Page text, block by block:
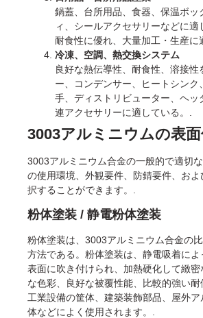
鍋蓋、台所用品、食器、保温ボ
ィ、シールアクセサリーなどに
耐食性に優れ、大量加工・生産に
冷凍、空調、熱交換システム
良好な熱伝導性、耐食性、溶接性
ー、コンデンサー、ヒートシン
手、ディストリビューター、ヘッ
連アクセサリーに適している。.
3003アルミニウムの表
3003アルミニウム合金の一般的で適切
の使用環境、外観要件、防錆要件、お
択することができます。.
粉体塗装 / 静電粉体塗装
粉体塗装は、3003アルミニウム合金の
方法である。粉体塗装は、静電吸着に
表面に吹き付けられ、加熱硬化して緻
な色彩、良好な被覆性能、比較的強い耐
工業設備の筐体、建築装飾部品、屋外
体などによく使用されます。.